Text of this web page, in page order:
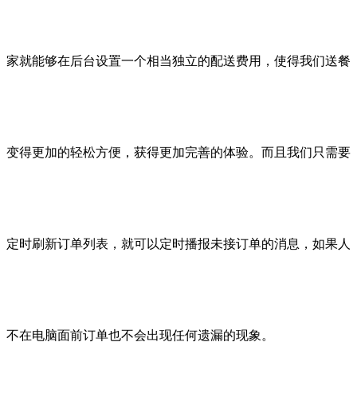
家就能够在后台设置一个相当独立的配送费用，使得我们送餐
变得更加的轻松方便，获得更加完善的体验。而且我们只需要
定时刷新订单列表，就可以定时播报未接订单的消息，如果人
不在电脑面前订单也不会出现任何遗漏的现象。